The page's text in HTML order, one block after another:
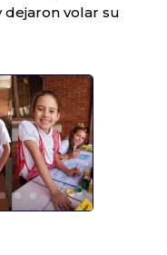
dejaron volar su